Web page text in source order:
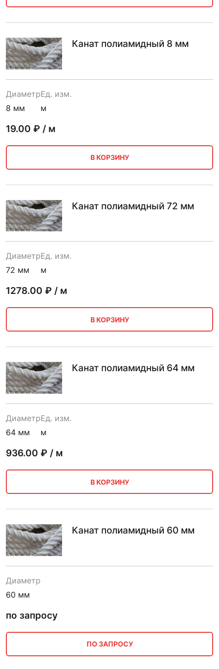
Канат полиамидный 8 мм
Диаметр
8 мм
Ед. изм.
м
19.00 ₽ / м
В КОРЗИНУ
Канат полиамидный 72 мм
Диаметр
72 мм
Ед. изм.
м
1278.00 ₽ / м
В КОРЗИНУ
Канат полиамидный 64 мм
Диаметр
64 мм
Ед. изм.
м
936.00 ₽ / м
В КОРЗИНУ
Канат полиамидный 60 мм
Диаметр
60 мм
по запросу
ПО ЗАПРОСУ